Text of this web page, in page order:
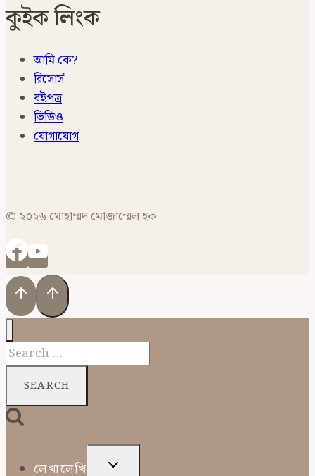
কুইক লিংক
আমি কে?
রিসোর্স
বইপত্র
ভিডিও
যোগাযোগ
© ২০২৬ মোহাম্মদ মোজাম্মেল হক
Search
for:
লেখালেখি
TOGGLE